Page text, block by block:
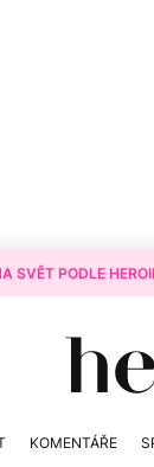
SVĚT PODLE
KOMENTÁŘE